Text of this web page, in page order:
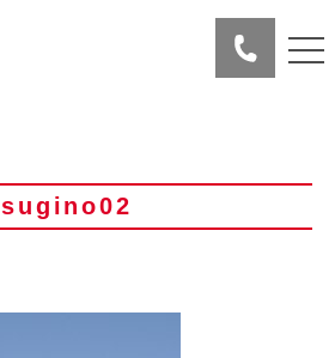
sugino02